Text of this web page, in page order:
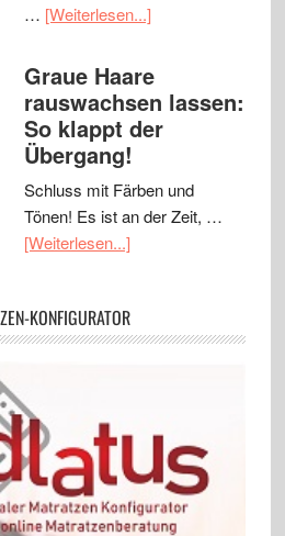
… [Weiterlesen...]
Graue Haare
rauswachsen lassen:
So klappt der
Übergang!
Schluss mit Färben und
Tönen! Es ist an der Zeit, …
[Weiterlesen...]
KONFIGURATOR